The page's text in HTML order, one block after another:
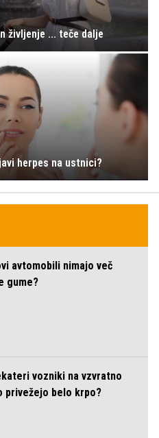
življenje ... teče dalje
herpes na ustnici?
avtomobili nimajo več
gume?
vozniki na vzvratno
privežejo belo krpo?